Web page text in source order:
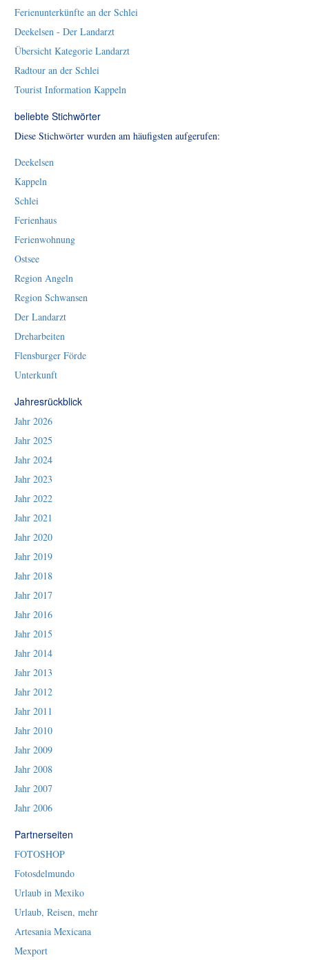
Ferienunterkünfte an der Schlei
Deekelsen - Der Landarzt
Übersicht Kategorie Landarzt
Radtour an der Schlei
Tourist Information Kappeln
beliebte Stichwörter
Diese Stichwörter wurden am häufigsten aufgerufen:
Deekelsen
Kappeln
Schlei
Ferienhaus
Ferienwohnung
Ostsee
Region Angeln
Region Schwansen
Der Landarzt
Dreharbeiten
Flensburger Förde
Unterkunft
Jahresrückblick
Jahr 2026
Jahr 2025
Jahr 2024
Jahr 2023
Jahr 2022
Jahr 2021
Jahr 2020
Jahr 2019
Jahr 2018
Jahr 2017
Jahr 2016
Jahr 2015
Jahr 2014
Jahr 2013
Jahr 2012
Jahr 2011
Jahr 2010
Jahr 2009
Jahr 2008
Jahr 2007
Jahr 2006
Partnerseiten
FOTOSHOP
Fotosdelmundo
Urlaub in Mexiko
Urlaub, Reisen, mehr
Artesania Mexicana
Mexport